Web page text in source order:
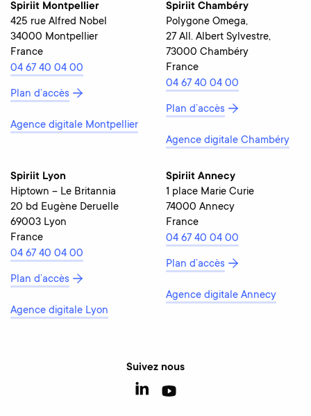
Spiriit Montpellier
425 rue Alfred Nobel
34000 Montpellier
France
04 67 40 04 00
Plan d’accès
Agence digitale Montpellier
Spiriit Chambéry
Polygone Omega,
27 All. Albert Sylvestre,
73000 Chambéry
France
04 67 40 04 00
Plan d’accès
Agence digitale Chambéry
Spiriit Lyon
Hiptown – Le Britannia
20 bd Eugène Deruelle
69003 Lyon
France
04 67 40 04 00
Plan d’accès
Agence digitale Lyon
Spiriit Annecy
1 place Marie Curie
74000 Annecy
France
04 67 40 04 00
Plan d’accès
Agence digitale Annecy
Suivez nous